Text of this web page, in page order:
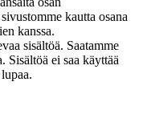
kautta osana
kanssa.
sisältöä. Saatamme
Sisältöä ei saa käyttää